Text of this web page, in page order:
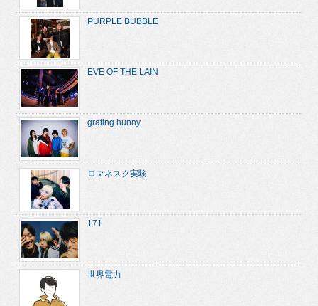
PURPLE BUBBLE
EVE OF THE LAIN
grating hunny
ロマネスク実験
171
世界電力